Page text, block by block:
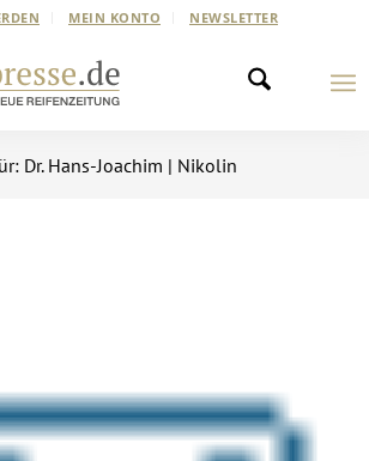
MEIN KONTO NEWSLETTER
Dr. Hans-Joachim | Nikolin